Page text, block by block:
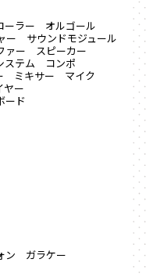
ーラー
オルゴール
ー
サウンドモジュール
ァー
スピーカー
ステム
コンポ
ミキサー
マイク
ヤー
ード
ン
ガラケー